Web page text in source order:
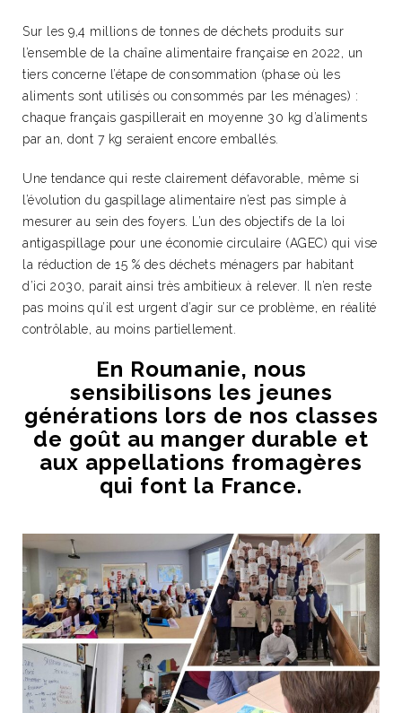
Sur les 9,4 millions de tonnes de déchets produits sur
l’ensemble de la chaîne alimentaire française en 2022, un
tiers concerne l’étape de consommation (phase où les
aliments sont utilisés ou consommés par les ménages) :
chaque français gaspillerait en moyenne 30 kg d’aliments
par an, dont 7 kg seraient encore emballés.
Une tendance qui reste clairement défavorable, même si
l’évolution du gaspillage alimentaire n’est pas simple à
mesurer au sein des foyers. L’un des objectifs de la loi
antigaspillage pour une économie circulaire (AGEC) qui vise
la réduction de 15 % des déchets ménagers par habitant
d’ici 2030, parait ainsi très ambitieux à relever. Il n’en reste
pas moins qu’il est urgent d’agir sur ce problème, en réalité
contrôlable, au moins partiellement.
En Roumanie, nous
sensibilisons les jeunes
générations lors de nos classes
de goût au manger durable et
aux appellations fromagères
qui font la France.